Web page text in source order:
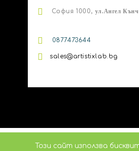
София 1000, ул.Ангел
0877473644
sales@artistixlab.bg
Този сайт използва